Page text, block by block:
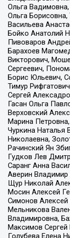
Ольга
Ольга
Васильева
Бойко Анатолий
Пивоваров
Барахоев
Викторович,
Сергеевич,
Борис Юльевич,
Тимур
Сергей
Гасан Ольга
Верховский
Марина
Чуркина Наталья
Николаевна,
Рачинский Ян
Гудков Лев
Саранг Анна
Аверин Владимир
Щур Николай
Мосин Алексей
Симонов Алексей
Мельникова
Владимировна,
Максимов Сергей
Голубева Елена